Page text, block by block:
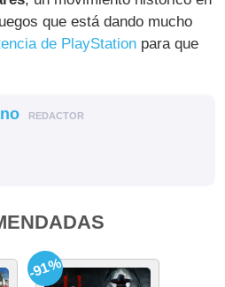
que está dando mucho
de PlayStation para que
REDACTOR
-91%